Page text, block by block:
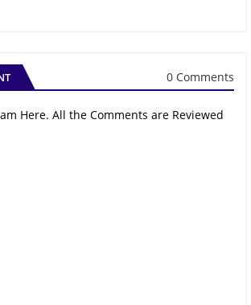
0 Comments
Here. All the Comments are Reviewed